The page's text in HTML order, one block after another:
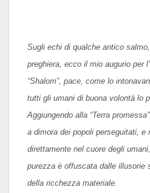
Sugli echi di qualche antico
preghiera, ecco il mio augurio per
“Shalom”, pace, come lo
tutti gli umani di buona volontà lo
Aggiungendo alla “Terra
a dimora dei popoli perseguitati, e
direttamente nel cuore degli
purezza è offuscata dalle illusorie
della ricchezza materiale.